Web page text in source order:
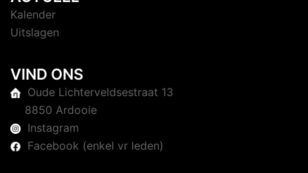
Kalender
Uitslagen
VIND ONS
Oude Lichterveldsestraat 13
8850 Ardooie
Instagram
Facebook (enkel vr leden)